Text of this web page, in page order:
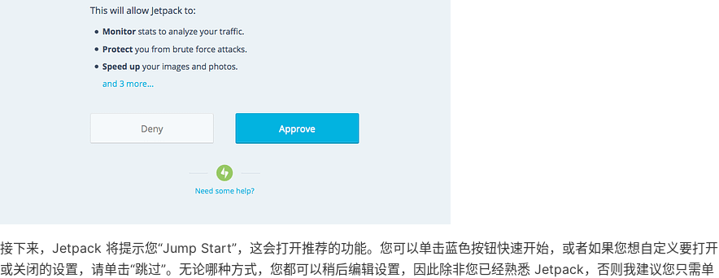
接下来，Jetpack 将提示您“Jump Start”，这会打开推荐的功能。您可以单击蓝色按钮快速开始，或者如果您想自定义要打开
或关闭的设置，请单击“跳过”。无论哪种方式，您都可以稍后编辑设置，因此除非您已经熟悉 Jetpack，否则我建议您只需单